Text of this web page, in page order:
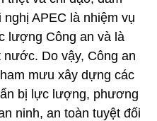
APEC là nhiệm vụ
lượng Công an và là
Do vậy, Công an
mưu xây dựng các
bị lực lượng, phương
ninh, an toàn tuyệt đối